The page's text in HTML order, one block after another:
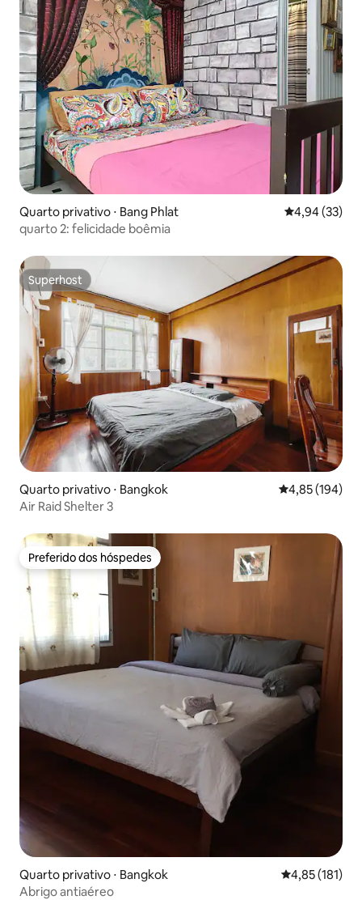
Quarto privativo ⋅ Bang Phlat 4,94 de uma
4,94 (33)
quarto 2: felicidade boêmia
Superhost
Superhost
Quarto privativo ⋅ Bangkok 4,85 de uma
4,85 (194)
Air Raid Shelter 3
Preferido dos hóspedes
Preferido dos hóspedes
Quarto privativo ⋅ Bangkok 4,85 de uma
4,85 (181)
Abrigo antiaéreo